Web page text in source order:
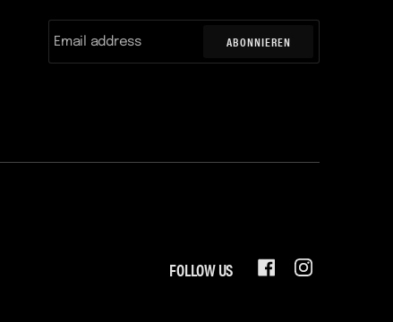
ABONNIEREN
FOLLOW US FACEBOOKINSTAGRAM